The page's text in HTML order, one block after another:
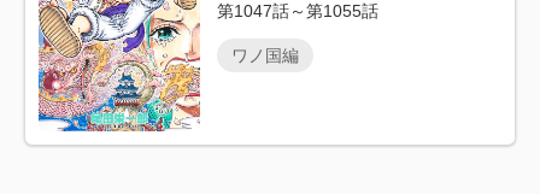
第1047話～第1055話
ワノ国編